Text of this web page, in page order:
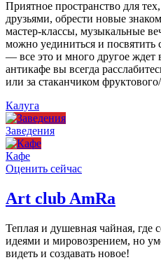
Приятное пространство для
друзьями, обрести новые
мастер-классы, музыкальные
можно уединиться и посвятить
— все это и много другое ждет
антикафе вы всегда
или за стаканчиком
Калуга
Заведения
Кафе
Оценить сейчас
Art сlub AmRa
Теплая и душевная чайная, где
идеями и мировозрением, но
видеть и создавать новое!